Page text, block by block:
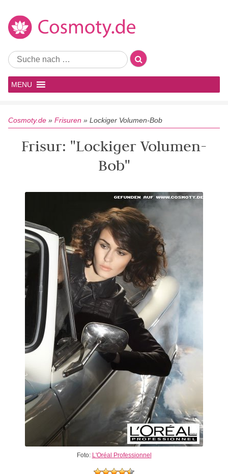
MENU
Cosmoty.de » Frisuren » Lockiger Volumen-Bob
Frisur: "Lockiger Volumen-
Bob"
Foto: L'Oréal Professionnel